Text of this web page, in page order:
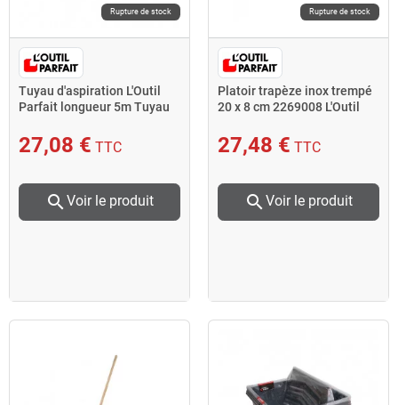
Rupture de stock
Tuyau d'aspiration L'Outil
Parfait longueur 5m Tuyau
27,08 € TTC
search Voir le produit
Rupture de stock
Platoir trapèze inox trempé
20 x 8 cm 2269008 L'Outil
27,48 € TTC
search Voir le produit